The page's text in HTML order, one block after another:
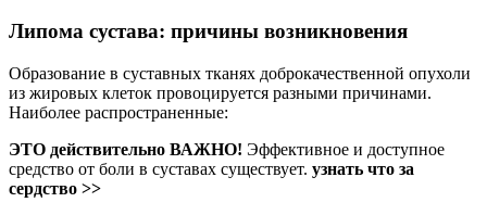
Липома сустава: причины возникновения
Образование в суставных тканях доброкачественной опухоли
из жировых клеток провоцируется разными причинами.
Наиболее распространенные:
ЭТО действительно ВАЖНО! Эффективное и доступное
средство от боли в суставах существует. узнать что за
сердство >>